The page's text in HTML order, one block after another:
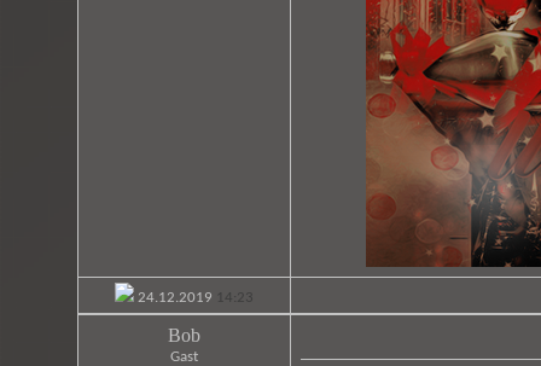
24.12.2019 14:23
Bob
Gast